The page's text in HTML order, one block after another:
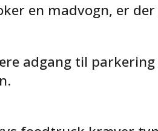
en madvogn, er
adgang til